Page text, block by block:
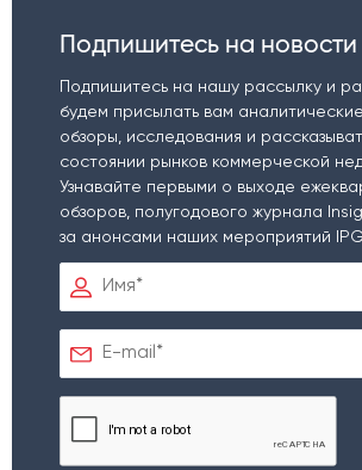
Подпишитесь на новости
Подпишитесь на нашу рассылку и
будем присылать вам
обзоры, исследования и
состоянии рынков коммерческой
Узнавайте первыми о выходе
обзоров, полугодового журнала
за анонсами наших мероприятий